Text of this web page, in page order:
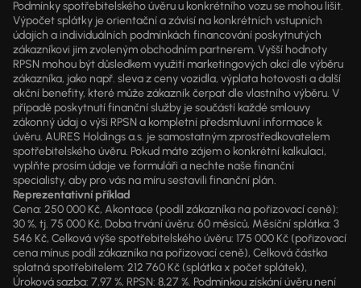
Podmínky spotřebitelského úvěru u konkrétního vozu se mohou lišit.
Výpočet splátky je orientační a závisí na konkrétních vstupních
údajích a individuálních podmínkách financování poskytnutých
zákazníkovi jim zvoleným obchodním partnerem. Vyšší hodnoty
RPSN mohou být důsledkem využití marketingových akcí dle výběru
zákazníka, jako např. sleva z ceny vozidla, výplata hotovosti a další
akční benefity, které může zákazník čerpat dle vlastního výběru. V
případě poskytnutí finanční služby je součástí každé smlouvy
zákonný údaj o výši RPSN a kompletní předsmluvní informace k
úvěru. AURES Holdings a.s. je samostatným zprostředkovatelem
spotřebitelského úvěru. Pokud máte zájem o konkrétní kalkulaci,
vyplňte prosím údaje ve formuláři a nechte naše finanční
specialisty, aby pro vás na míru sestavili finanční plán.
Reprezentativní příklad
Cena: 250 000 Kč, Akontace (podíl zákazníka na pořizovací ceně):
30 %, tj. 75 000 Kč, Doba trvání úvěru: 60 měsíců, Měsíční splátka: 3
546 Kč, Celková výše spotřebitelského úvěru: 175 000 Kč (pořizovací
cena mínus podíl zákazníka na pořizovací ceně), Celková částka
splatná spotřebitelem: 212 760 Kč (splátka x počet splátek),
Úroková sazba: 7,97 %, RPSN: 8,27 %. Podmínkou získání úvěru není